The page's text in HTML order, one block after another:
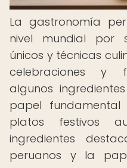
La gastronomía
nivel mundial por
únicos y técnicas
celebraciones y
algunos
papel
platos festivos
ingredientes
peruanos y la